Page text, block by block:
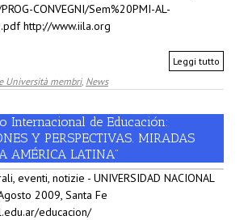
CONVEGNI/Sem%20PMI-AL-
http://www.iila.org
Leggi tutto
Università membri, News
Internacional de Educación:
Y PERSPECTIVAS. MIRADAS
AMÉRICA LATINA”
eventi, notizie - UNIVERSIDAD NACIONAL
2009, Santa Fe
educacion/